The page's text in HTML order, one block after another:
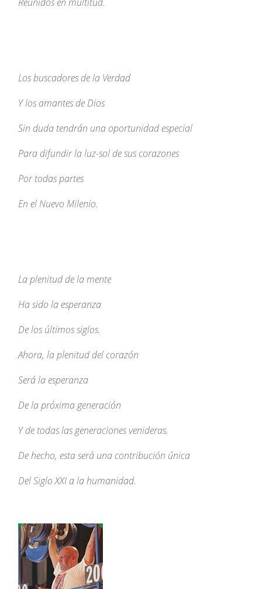
Los buscadores de la Verdad
Y los amantes de Dios
Sin duda tendrán una oportunidad especial
Para difundir la luz-sol de sus corazones
Por todas partes
En el Nuevo Milenio.
La plenitud de la mente
Ha sido la esperanza
De los últimos siglos.
Ahora, la plenitud del corazón
Será la esperanza
De la próxima generación
Y de todas las generaciones venideras.
De hecho, esta será una contribución única
Del Siglo XXI a la humanidad.